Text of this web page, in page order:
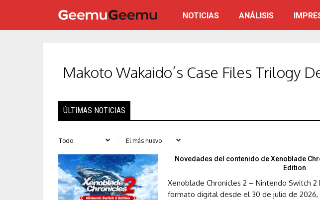
NOTICIAS ANÁLISIS
Makoto Wakaido’s Case Files Trilogy
ÚLTIMAS NOTICIAS
Novedades del contenido de Xenoblade
Edition
Xenoblade Chronicles 2 – Nintendo Switch
formato digital desde el 30 de julio de 2026,